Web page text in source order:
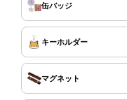
缶バッジ
キーホルダー
マグネット